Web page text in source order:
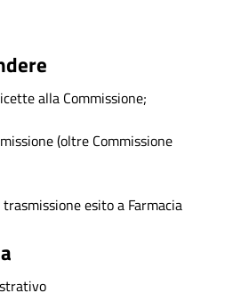
alla Commissione;
(oltre Commissione
esito a Farmacia